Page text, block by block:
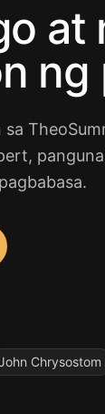
at
ng
Chrysostom